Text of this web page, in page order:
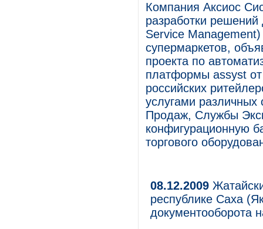
Компания Аксиос
разработки
Service
супермаркетов,
проекта по
платформы assyst
российских
услугами
Продаж, Службы
конфигурационную
торгового
08.12.2009
республике Саха
документооборота